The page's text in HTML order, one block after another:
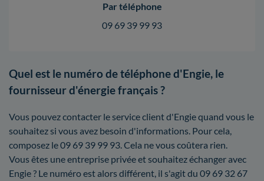
Par téléphone
09 69 39 99 93
Quel est le numéro de téléphone d'Engie, le
fournisseur d'énergie français ?
Vous pouvez contacter le service client d'Engie quand vous le
souhaitez si vous avez besoin d'informations. Pour cela,
composez le 09 69 39 99 93. Cela ne vous coûtera rien.
Vous êtes une entreprise privée et souhaitez échanger avec
Engie ? Le numéro est alors différent, il s'agit du 09 69 32 67